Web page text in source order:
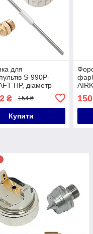
для
S-990P-
HP, діаметр
NS-S-990P-
2.5
₴ 154 ₴
Купити